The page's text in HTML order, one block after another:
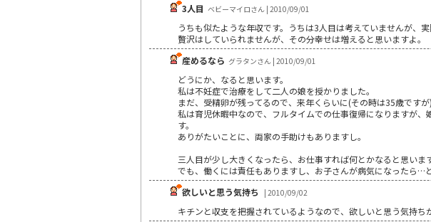
3人目 ベビーマイロさん | 2010/09/01
うちも似たような年収です。うちは3人目は考えていませんが、
贅沢はしていられませんが、その分幸せは増えると思いますよ。
産めるなら グラタンさん | 2010/09/01
どうにか、なると思います。
私は不妊症で治療をして二人の娘を授かりました。
まだ、受精卵が残ってるので、来年くらいに(その時は35歳ですが
私は育児休暇中なので、フルタイムでの仕事復帰になりますが
す。
ありがたいことに、両家の手助けもありますし。
三人目が少し大きくなったら、お仕事すれば何とかなると思います
でも、働くには責任もありますし、お子さんが病気になったら…
欲しいと思う気持ち | 2010/09/02
キチンと収支を把握されているようなので、欲しいと思う気持ち